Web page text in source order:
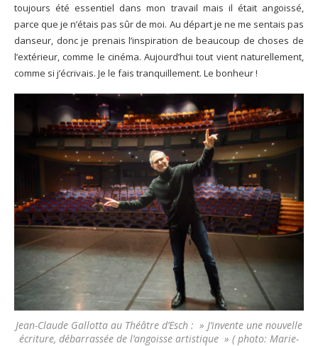
toujours été essentiel dans mon travail mais il était angoissé,
parce que je n’étais pas sûr de moi. Au départ je ne me sentais pas
danseur, donc je prenais l’inspiration de beaucoup de choses de
l’extérieur, comme le cinéma. Aujourd’hui tout vient naturellement,
comme si j’écrivais. Je le fais tranquillement. Le bonheur !
Jean-Claude Gallotta au Théâtre d’Esch : » J’invente une nouvelle
écriture, débarrassée de l’angoisse artistique » ( photo: Marie-